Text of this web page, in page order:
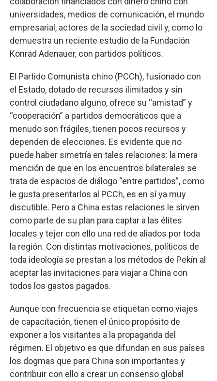
universidades, medios de comunicación, el mundo
empresarial, actores de la sociedad civil y, como lo
demuestra un reciente estudio de la Fundación
Konrad Adenauer, con partidos políticos.
El Partido Comunista chino (PCCh), fusionado con
el Estado, dotado de recursos ilimitados y sin
control ciudadano alguno, ofrece su “amistad” y
“cooperación” a partidos democráticos que a
menudo son frágiles, tienen pocos recursos y
dependen de elecciones. Es evidente que no
puede haber simetría en tales relaciones: la mera
mención de que en los encuentros bilaterales se
trata de espacios de diálogo “entre partidos”, como
le gusta presentarlos al PCCh, es en sí ya muy
discutible. Pero a China estas relaciones le sirven
como parte de su plan para captar a las élites
locales y tejer con ello una red de aliados por toda
la región. Con distintas motivaciones, políticos de
toda ideología se prestan a los métodos de Pekín al
aceptar las invitaciones para viajar a China con
todos los gastos pagados.
Aunque con frecuencia se etiquetan como viajes
de capacitación, tienen el único propósito de
exponer a los visitantes a la propaganda del
régimen. El objetivo es que difundan en sus países
los dogmas que para China son importantes y
contribuir con ello a crear un consenso global